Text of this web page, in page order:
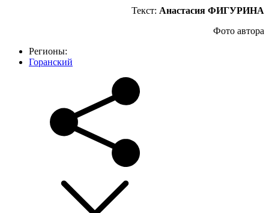
Текст: Анастасия ФИГУРИНА
Фото автора
Регионы:
Горанский